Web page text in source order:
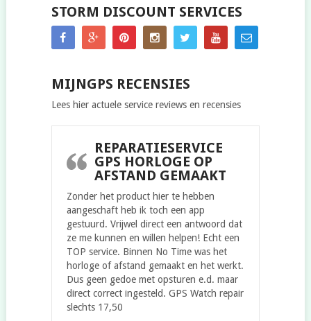
STORM DISCOUNT SERVICES
MIJNGPS RECENSIES
Lees hier actuele service reviews en recensies
REPARATIESERVICE
GPS HORLOGE OP
AFSTAND GEMAAKT
Zonder het product hier te hebben
aangeschaft heb ik toch een app
gestuurd. Vrijwel direct een antwoord dat
ze me kunnen en willen helpen! Echt een
TOP service. Binnen No Time was het
horloge of afstand gemaakt en het werkt.
Dus geen gedoe met opsturen e.d. maar
direct correct ingesteld. GPS Watch repair
slechts 17,50